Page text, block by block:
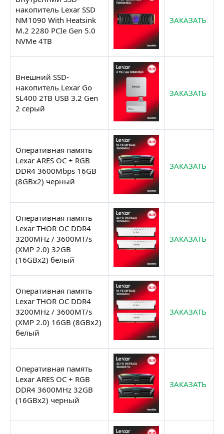
накопитель Lexar SSD
NM1090 With Heatsink
M.2 2280 PCIe Gen 5.0
NVMe 4TB
ЗАКАЗАТЬ
Внешний SSD-
накопитель Lexar Go
SL400 2TB USB 3.2 Gen
2 серый
ЗАКАЗАТЬ
Оперативная память
Lexar ARES OC + RGB
DDR4 3600Mbps 16GB
(8GBx2) черный
ЗАКАЗАТЬ
Оперативная память
Lexar THOR OC DDR4
3200MHz / 3600MT/s
(XMP 2.0) 32GB
(16GBx2) белый
ЗАКАЗАТЬ
Оперативная память
Lexar THOR OC DDR4
3200MHz / 3600MT/s
(XMP 2.0) 16GB (8GBx2)
белый
ЗАКАЗАТЬ
Оперативная память
Lexar ARES OC + RGB
DDR4 3600MHz 32GB
(16GBx2) черный
ЗАКАЗАТЬ